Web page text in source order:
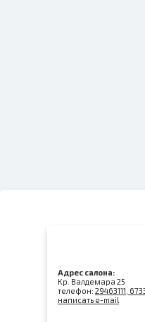
Адрес салона:
Kр. Валдемара 25
телефон: 29463111,
написать e-mail